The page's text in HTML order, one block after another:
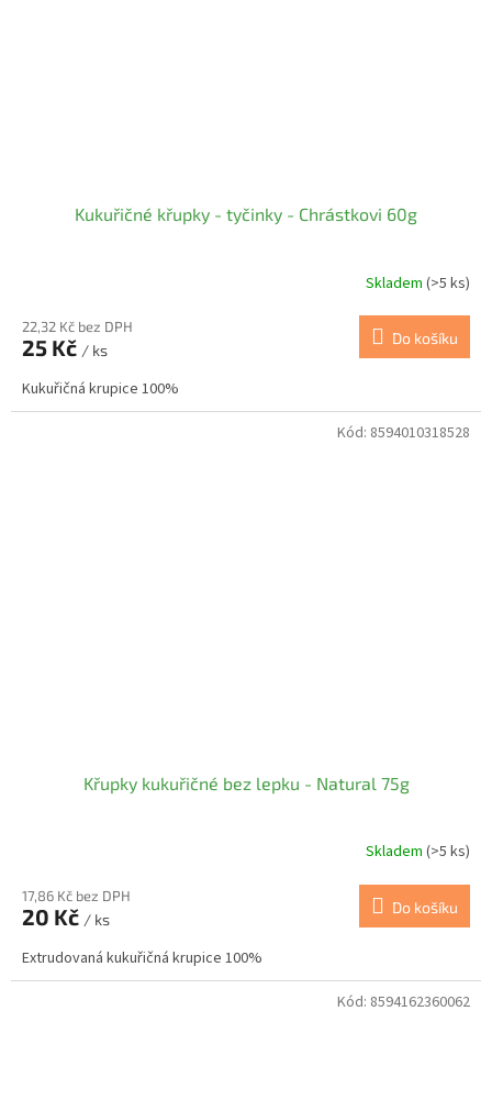
Kukuřičné křupky - tyčinky - Chrástkovi 60g
Skladem (>5 ks)
22,32 Kč bez DPH
25 Kč / ks
Do košíku
Kukuřičná krupice 100%
Křupky kukuřičné bez lepku - Natural 75g
Skladem (>5 ks)
17,86 Kč bez DPH
20 Kč / ks
Do košíku
Extrudovaná kukuřičná krupice 100%
Kód: 8594010318528
Kód: 8594162360062